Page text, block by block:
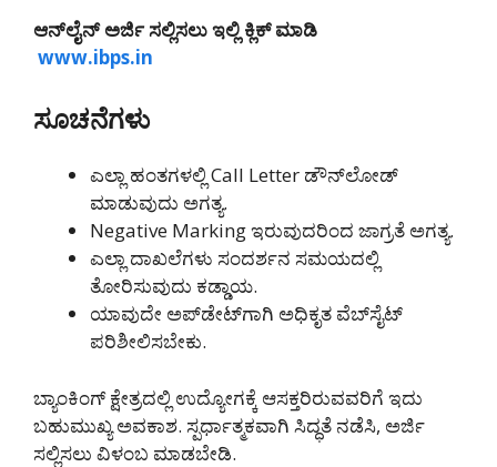
ಆನ್‌ಲೈನ್ ಅರ್ಜಿ ಸಲ್ಲಿಸಲು ಇಲ್ಲಿ ಕ್ಲಿಕ್ ಮಾಡಿ
www.ibps.in
ಸೂಚನೆಗಳು
ಎಲ್ಲಾ ಹಂತಗಳಲ್ಲಿ Call Letter ಡೌನ್‌ಲೋಡ್
ಮಾಡುವುದು ಅಗತ್ಯ.
Negative Marking ಇರುವುದರಿಂದ ಜಾಗ್ರತೆ ಅಗತ್ಯ.
ಎಲ್ಲಾ ದಾಖಲೆಗಳು ಸಂದರ್ಶನ ಸಮಯದಲ್ಲಿ
ತೋರಿಸುವುದು ಕಡ್ಡಾಯ.
ಯಾವುದೇ ಅಪ್‌ಡೇಟ್‌ಗಾಗಿ ಅಧಿಕೃತ ವೆಬ್‌ಸೈಟ್
ಪರಿಶೀಲಿಸಬೇಕು.
ಬ್ಯಾಂಕಿಂಗ್ ಕ್ಷೇತ್ರದಲ್ಲಿ ಉದ್ಯೋಗಕ್ಕೆ ಆಸಕ್ತರಿರುವವರಿಗೆ ಇದು
ಬಹುಮುಖ್ಯ ಅವಕಾಶ. ಸ್ಪರ್ಧಾತ್ಮಕವಾಗಿ ಸಿದ್ಧತೆ ನಡೆಸಿ, ಅರ್ಜಿ
ಸಲ್ಲಿಸಲು ವಿಳಂಬ ಮಾಡಬೇಡಿ.